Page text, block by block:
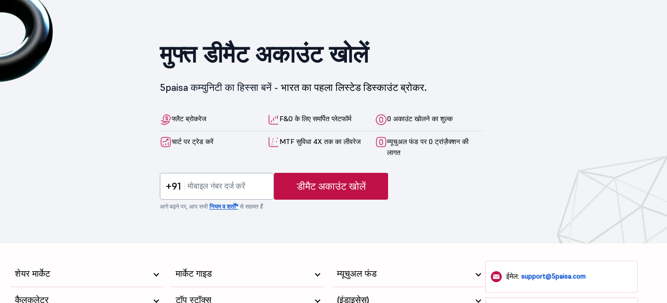
मुफ्त डीमैट अकाउंट खोलें
5paisa कम्युनिटी का हिस्सा बनें - भारत का पहला लिस्टेड डिस्काउंट ब्रोकर.
फ्लैट ब्रोकरेज F&O के लिए समर्पित प्लेटफॉर्म 0 अकाउंट खोलने का शुल्क
चार्ट पर ट्रेड करें MTF सुविधा 4X तक का लीवरेज
म्यूचुअल फंड पर 0 ट्रांज़ैक्शन की
लागत
+91 डीमैट अकाउंट खोलें
आगे बढ़ने पर, आप सभीनियम व शर्तों*से सहमत हैं
शेयर मार्केट मार्केट गाइड म्यूचुअल फंड
कैलकुलेटर टॉप स्टॉक्स (इंडाइसेस)
ईमेल:support@5paisa.com